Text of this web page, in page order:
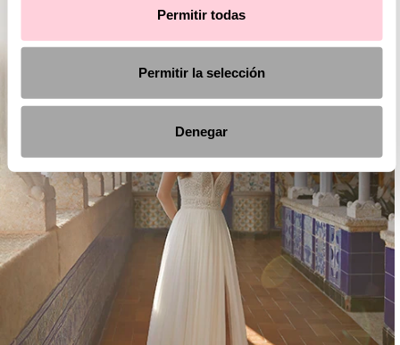
Permitir todas
Permitir la selección
Denegar